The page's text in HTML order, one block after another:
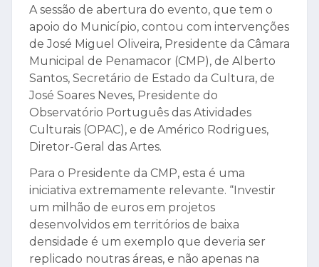
A sessão de abertura do evento, que tem o
apoio do Município, contou com intervenções
de José Miguel Oliveira, Presidente da Câmara
Municipal de Penamacor (CMP), de Alberto
Santos, Secretário de Estado da Cultura, de
José Soares Neves, Presidente do
Observatório Português das Atividades
Culturais (OPAC), e de Américo Rodrigues,
Diretor-Geral das Artes.
Para o Presidente da CMP, esta é uma
iniciativa extremamente relevante. “Investir
um milhão de euros em projetos
desenvolvidos em territórios de baixa
densidade é um exemplo que deveria ser
replicado noutras áreas, e não apenas na